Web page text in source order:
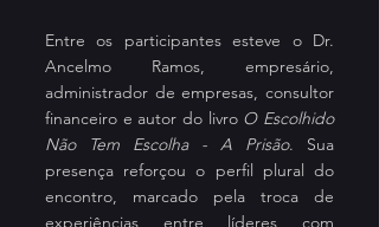
Entre os participantes esteve o Dr.
Ancelmo Ramos, empresário,
administrador de empresas, consultor
financeiro e autor do livro O Escolhido
Não Tem Escolha - A Prisão. Sua
presença reforçou o perfil plural do
encontro, marcado pela troca de
experiências entre líderes com